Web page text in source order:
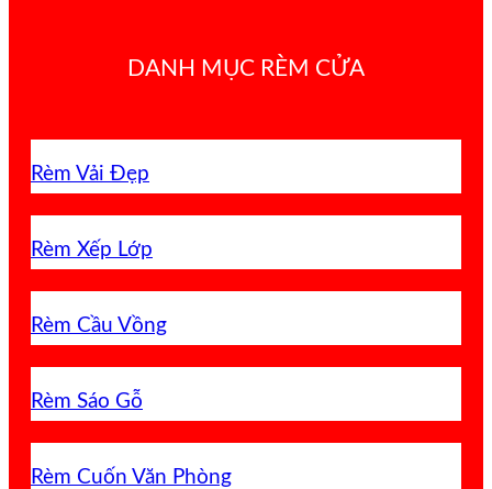
DANH MỤC RÈM CỬA
Rèm Vải Đẹp
Rèm Xếp Lớp
Rèm Cầu Vồng
Rèm Sáo Gỗ
Rèm Cuốn Văn Phòng